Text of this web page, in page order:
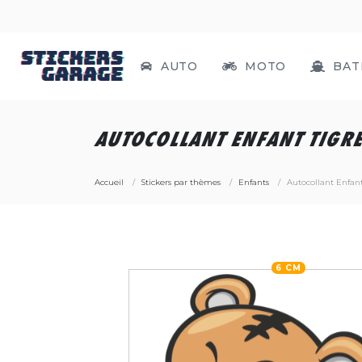
AUTO MOTO
AUTOCOLLANT ENFANT TIGRE
Accueil Stickers par thèmes Enfants Autocollant
6 CM